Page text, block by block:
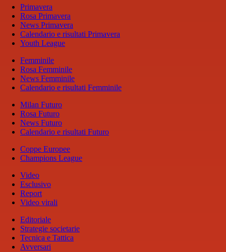
Primavera
Rosa Primavera
News Primavera
Calendario e risultati Primavera
Youth League
Femminile
Rosa Femminile
News Femminile
Calendario e risultati Femminile
Milan Futuro
Rosa Futuro
News Futuro
Calendario e risultati Futuro
Coppe Europee
Champions League
Video
Esclusivo
Report
Video virali
Editoriale
Strategie societarie
Tecnica e Tattica
Avversari